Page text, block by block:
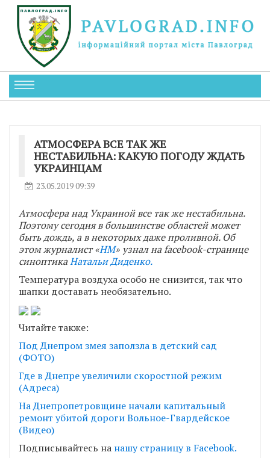
АТМОСФЕРА ВСЕ ТАК ЖЕ
НЕСТАБИЛЬНА: КАКУЮ ПОГОДУ ЖДАТЬ
УКРАИНЦАМ
23.05.2019 09:39
Атмосфера над Украиной все так же нестабильна.
Поэтому сегодня в большинстве областей может
быть дождь, а в некоторых даже проливной. Об
этом журналист «НМ» узнал на facebook-странице
синоптикаНатальи Диденко.
Температура воздуха особо не снизится, так что
шапки доставать необязательно.
Читайте также:
Под Днепром змея заползла в детский сад
(ФОТО)
Где в Днепре увеличили скоростной режим
(Адреса)
На Днепропетровщине начали капитальный
ремонт убитой дороги Вольное-Гвардейское
(Видео)
Подписывайтесь на нашу страницу в Facebook.